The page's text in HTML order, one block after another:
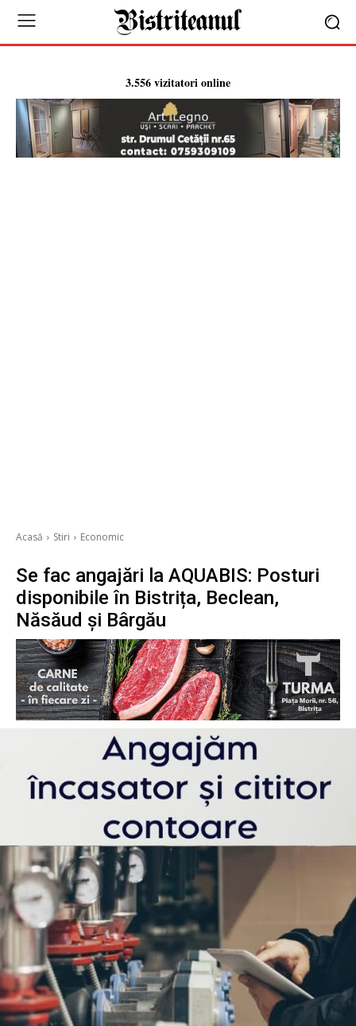
3.556 vizitatori online
Acasă Stiri Economic
Se fac angajări la AQUABIS: Posturi
disponibile în Bistrița, Beclean,
Năsăud și Bârgău